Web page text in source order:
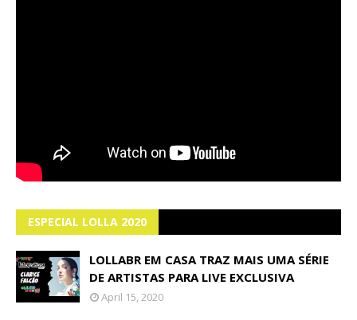
ESPECIAL LOLLA 2020
LOLLABR EM CASA TRAZ MAIS UMA SÉRIE
DE ARTISTAS PARA LIVE EXCLUSIVA
April 15, 2020